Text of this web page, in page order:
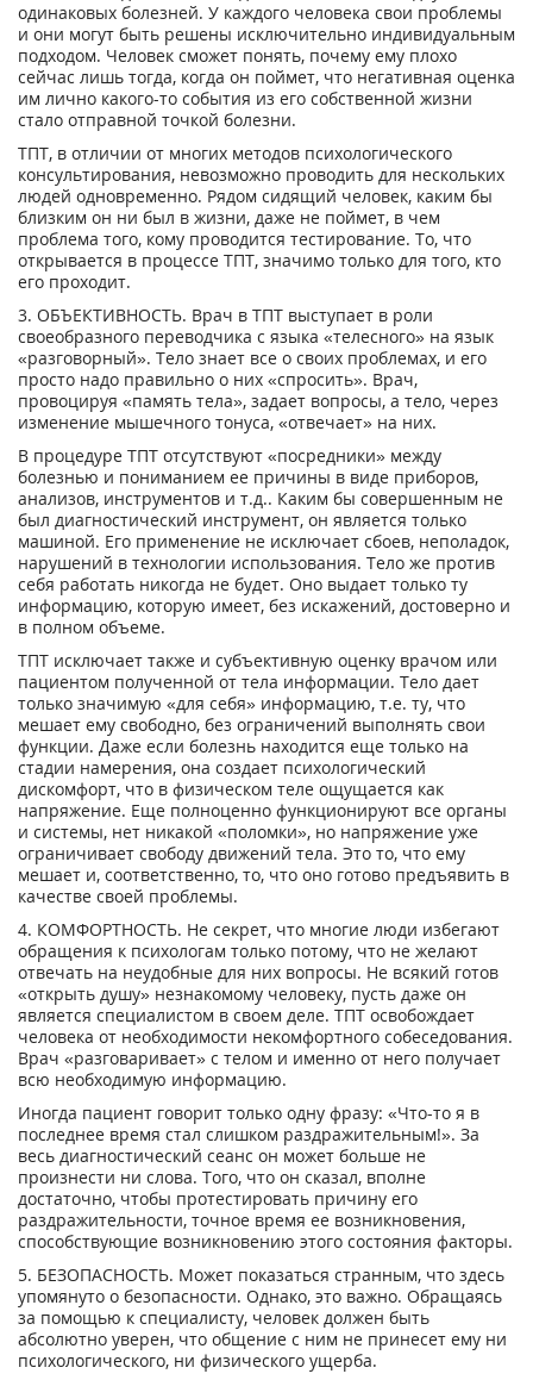
одинаковых болезней. У каждого человека свои проблемы
и они могут быть решены исключительно индивидуальным
подходом. Человек сможет понять, почему ему плохо
сейчас лишь тогда, когда он поймет, что негативная оценка
им лично какого-то события из его собственной жизни
стало отправной точкой болезни.
ТПТ, в отличии от многих методов психологического
консультирования, невозможно проводить для нескольких
людей одновременно. Рядом сидящий человек, каким бы
близким он ни был в жизни, даже не поймет, в чем
проблема того, кому проводится тестирование. То, что
открывается в процессе ТПТ, значимо только для того, кто
его проходит.
3. ОБЪЕКТИВНОСТЬ. Врач в ТПТ выступает в роли
своеобразного переводчика с языка «телесного» на язык
«разговорный». Тело знает все о своих проблемах, и его
просто надо правильно о них «спросить». Врач,
провоцируя «память тела», задает вопросы, а тело, через
изменение мышечного тонуса, «отвечает» на них.
В процедуре ТПТ отсутствуют «посредники» между
болезнью и пониманием ее причины в виде приборов,
анализов, инструментов и т.д.. Каким бы совершенным не
был диагностический инструмент, он является только
машиной. Его применение не исключает сбоев, неполадок,
нарушений в технологии использования. Тело же против
себя работать никогда не будет. Оно выдает только ту
информацию, которую имеет, без искажений, достоверно и
в полном объеме.
ТПТ исключает также и субъективную оценку врачом или
пациентом полученной от тела информации. Тело дает
только значимую «для себя» информацию, т.е. ту, что
мешает ему свободно, без ограничений выполнять свои
функции. Даже если болезнь находится еще только на
стадии намерения, она создает психологический
дискомфорт, что в физическом теле ощущается как
напряжение. Еще полноценно функционируют все органы
и системы, нет никакой «поломки», но напряжение уже
ограничивает свободу движений тела. Это то, что ему
мешает и, соответственно, то, что оно готово предъявить в
качестве своей проблемы.
4. КОМФОРТНОСТЬ. Не секрет, что многие люди избегают
обращения к психологам только потому, что не желают
отвечать на неудобные для них вопросы. Не всякий готов
«открыть душу» незнакомому человеку, пусть даже он
является специалистом в своем деле. ТПТ освобождает
человека от необходимости некомфортного собеседования.
Врач «разговаривает» с телом и именно от него получает
всю необходимую информацию.
Иногда пациент говорит только одну фразу: «Что-то я в
последнее время стал слишком раздражительным!». За
весь диагностический сеанс он может больше не
произнести ни слова. Того, что он сказал, вполне
достаточно, чтобы протестировать причину его
раздражительности, точное время ее возникновения,
способствующие возникновению этого состояния факторы.
5. БЕЗОПАСНОСТЬ. Может показаться странным, что здесь
упомянуто о безопасности. Однако, это важно. Обращаясь
за помощью к специалисту, человек должен быть
абсолютно уверен, что общение с ним не принесет ему ни
психологического, ни физического ущерба.